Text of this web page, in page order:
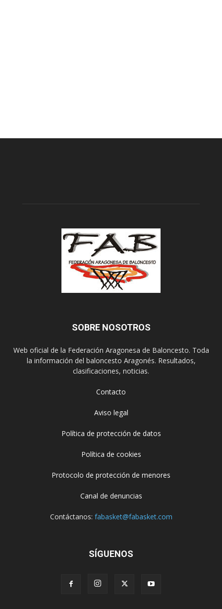
SOBRE NOSOTROS
Web oficial de la Federación Aragonesa de Baloncesto. Toda
la información del baloncesto Aragonés. Resultados,
clasificaciones, noticias.
Contacto
Aviso legal
Política de protección de datos
Política de cookies
Protocolo de protección de menores
Canal de denuncias
Contáctanos: fabasket@fabasket.com
SÍGUENOS